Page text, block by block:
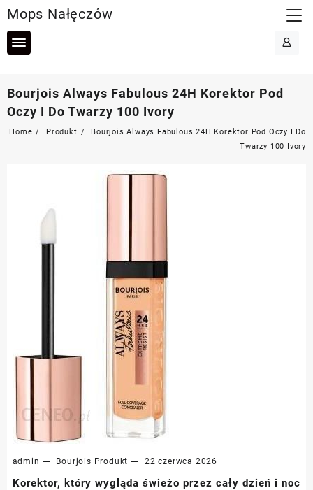
to
content
Mops Nałęczów
Bourjois Always Fabulous 24H Korektor Pod
Oczy I Do Twarzy 100 Ivory
Home Produkt
Bourjois Always Fabulous 24H Korektor Pod Oczy I Do
Twarzy 100 Ivory
admin Bourjois Produkt 22 czerwca 2026
Korektor, który wygląda świeżo przez cały dzień i noc